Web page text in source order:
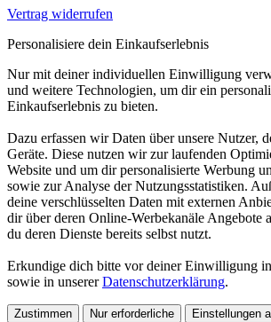
Vertrag widerrufen
Personalisiere dein Einkaufserlebnis
Nur mit deiner individuellen Einwilligung
und weitere Technologien, um dir ein
Einkaufserlebnis zu bieten.
Dazu erfassen wir Daten über unsere Nutzer,
Geräte. Diese nutzen wir zur laufenden
Website und um dir personalisierte Werbung
sowie zur Analyse der Nutzungsstatistiken.
deine verschlüsselten Daten mit externen
dir über deren Online-Werbekanäle Angebote
du deren Dienste bereits selbst nutzt.
Erkundige dich bitte vor deiner Einwilligung
sowie in unsererDatenschutzerklärung.
Zustimmen Nur erforderliche Einstellungen